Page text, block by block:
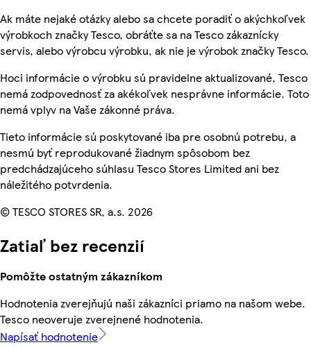
Ak máte nejaké otázky alebo sa chcete poradiť o akýchkoľvek
výrobkoch značky Tesco, obráťte sa na Tesco zákaznícky
servis, alebo výrobcu výrobku, ak nie je výrobok značky Tesco.
Hoci informácie o výrobku sú pravidelne aktualizované, Tesco
nemá zodpovednosť za akékoľvek nesprávne informácie. Toto
nemá vplyv na Vaše zákonné práva.
Tieto informácie sú poskytované iba pre osobnú potrebu, a
nesmú byť reprodukované žiadnym spôsobom bez
predchádzajúceho súhlasu Tesco Stores Limited ani bez
náležitého potvrdenia.
© TESCO STORES SR, a.s. 2026
Zatiaľ bez recenzií
Pomôžte ostatným zákazníkom
Hodnotenia zverejňujú naši zákazníci priamo na našom webe.
Tesco neoveruje zverejnené hodnotenia.
Napísať hodnotenie